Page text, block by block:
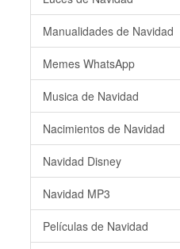
Manualidades de Navidad
Memes WhatsApp
Musica de Navidad
Nacimientos de Navidad
Navidad Disney
Navidad MP3
Películas de Navidad